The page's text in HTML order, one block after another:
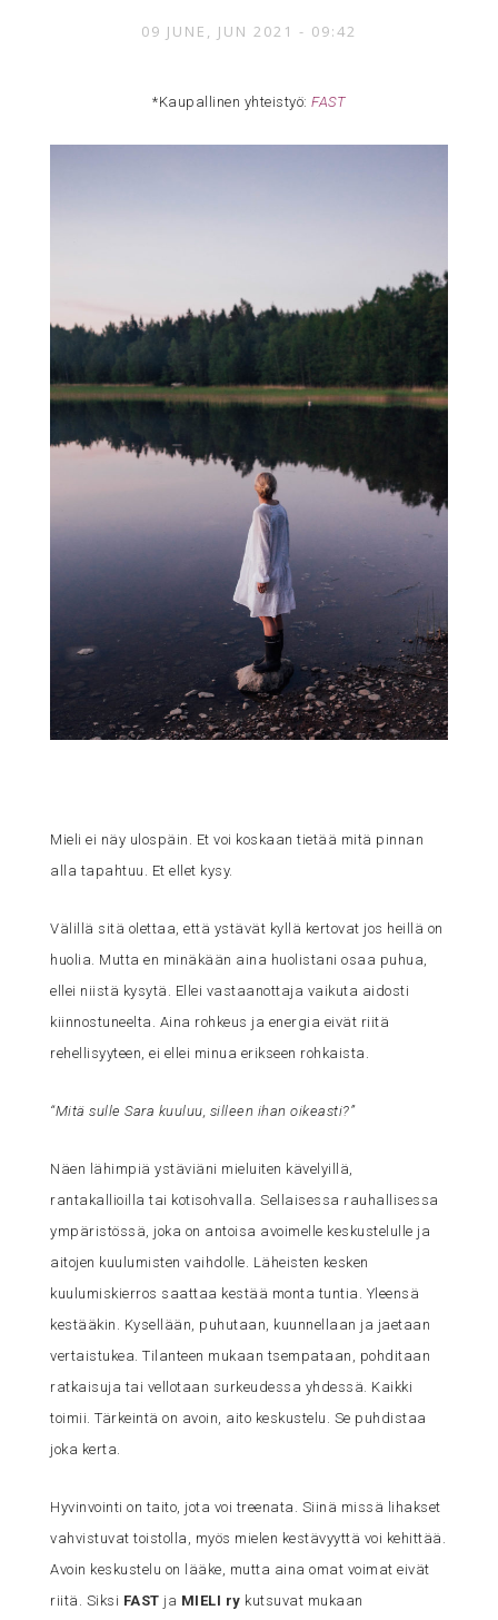
09 JUNE, JUN 2021 - 09:42
*Kaupallinen yhteistyö: FAST
Mieli ei näy ulospäin. Et voi koskaan tietää mitä pinnan
alla tapahtuu. Et ellet kysy.
Välillä sitä olettaa, että ystävät kyllä kertovat jos heillä on
huolia. Mutta en minäkään aina huolistani osaa puhua,
ellei niistä kysytä. Ellei vastaanottaja vaikuta aidosti
kiinnostuneelta. Aina rohkeus ja energia eivät riitä
rehellisyyteen, ei ellei minua erikseen rohkaista.
“Mitä sulle Sara kuuluu, silleen ihan oikeasti?”
Näen lähimpiä ystäviäni mieluiten kävelyillä,
rantakallioilla tai kotisohvalla. Sellaisessa rauhallisessa
ympäristössä, joka on antoisa avoimelle keskustelulle ja
aitojen kuulumisten vaihdolle. Läheisten kesken
kuulumiskierros saattaa kestää monta tuntia. Yleensä
kestääkin. Kysellään, puhutaan, kuunnellaan ja jaetaan
vertaistukea. Tilanteen mukaan tsempataan, pohditaan
ratkaisuja tai vellotaan surkeudessa yhdessä. Kaikki
toimii. Tärkeintä on avoin, aito keskustelu. Se puhdistaa
joka kerta.
Hyvinvointi on taito, jota voi treenata. Siinä missä lihakset
vahvistuvat toistolla, myös mielen kestävyyttä voi kehittää.
Avoin keskustelu on lääke, mutta aina omat voimat eivät
riitä. Siksi FAST ja MIELI ry kutsuvat mukaan